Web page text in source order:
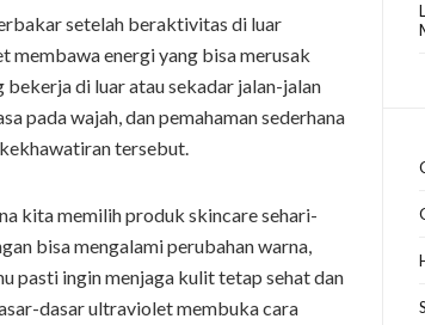
setelah beraktivitas di luar
membawa energi yang bisa merusak
di luar atau sekadar jalan-jalan
pada wajah, dan pemahaman sederhana
tersebut.
kita memilih produk skincare sehari-
bisa mengalami perubahan warna,
pasti ingin menjaga kulit tetap sehat dan
dasar ultraviolet membuka cara